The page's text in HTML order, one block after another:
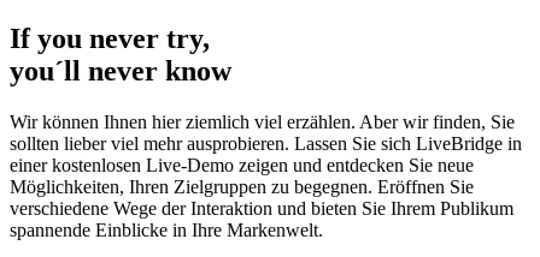
If you never try,
you´ll never know
Wir können Ihnen hier ziemlich viel erzählen. Aber wir finden, Sie
sollten lieber viel mehr ausprobieren. Lassen Sie sich LiveBridge in
einer kostenlosen Live-Demo zeigen und entdecken Sie neue
Möglichkeiten, Ihren Zielgruppen zu begegnen. Eröffnen Sie
verschiedene Wege der Interaktion und bieten Sie Ihrem Publikum
spannende Einblicke in Ihre Markenwelt.